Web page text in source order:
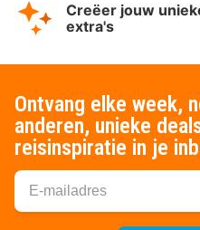
Creëer jouw
extra's
Ontvang elke week,
anderen, unieke
reisinspiratie in je